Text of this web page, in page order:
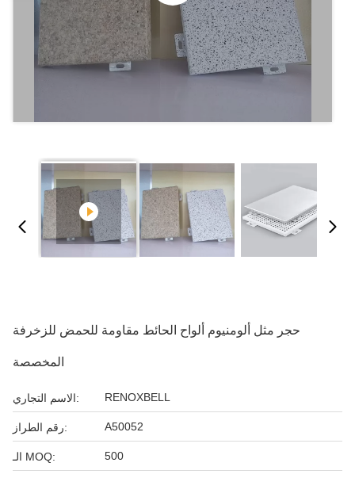
حجر مثل ألومنيوم ألواح الحائط مقاومة للحمض للزخرفة
المخصصة
الاسم التجاري: RENOXBELL
رقم الطراز: A50052
الـ MOQ: 500